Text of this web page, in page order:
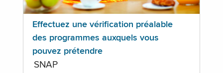
Effectuez une vérification préalable
des programmes auxquels vous
pouvez prétendre
SNAP